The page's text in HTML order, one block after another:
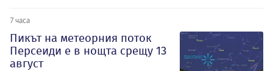
7 часа
Пикът на метеорния поток
Персеиди е в нощта срещу 13
август